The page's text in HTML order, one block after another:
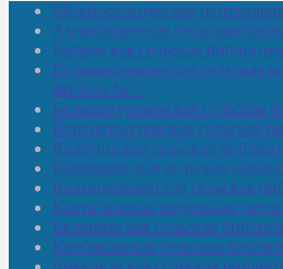
Межпоселенческая
Амзибашевская сельская
Бабаевская сельская
Большекачаковская сельская
филиал № 7
Большекуразовская сельская
Верхнетыхтемская сельская
Калегинская сельская
Калмашевская сельская
Калмиябашевская сельская
Калтасинская модельная
Кельтеевская сельская
Киебаковская сельская